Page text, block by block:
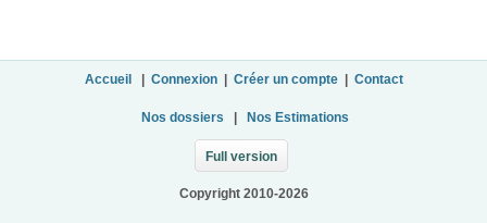
Accueil Connexion| Créer un compte| Contact
Nos dossiers Nos Estimations
Full version
Copyright 2010-2026